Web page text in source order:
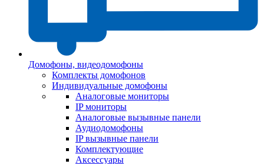
Домофоны, видеодомофоны
Комплекты домофонов
Индивидуальные домофоны
Аналоговые мониторы
IP мониторы
Аналоговые вызывные панели
Аудиодомофоны
IP вызывные панели
Комплектующие
Аксессуары